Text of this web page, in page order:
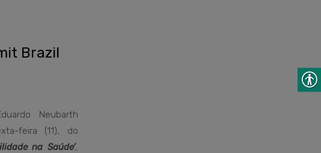
Brazil
Neubarth
feira (11), do
na Saúde’,